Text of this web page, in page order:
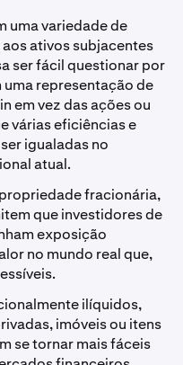
uma variedade de
ativos subjacentes
ser fácil questionar por
representação de
em vez das ações ou
várias eficiências e
igualadas no
atual.
fracionária,
que investidores de
exposição
no mundo real que,
ilíquidos,
imóveis ou itens
se tornar mais fáceis